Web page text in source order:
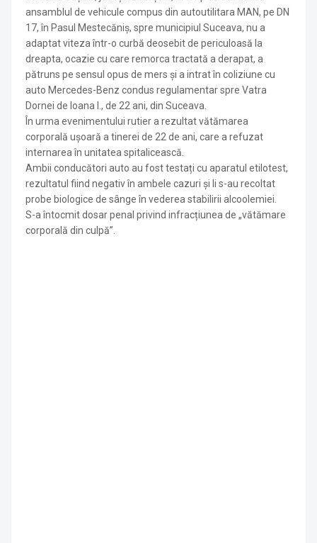
ansamblul de vehicule compus din autoutilitara MAN, pe DN
17, în Pasul Mestecăniș, spre municipiul Suceava, nu a
adaptat viteza într-o curbă deosebit de periculoasă la
dreapta, ocazie cu care remorca tractată a derapat, a
pătruns pe sensul opus de mers și a intrat în coliziune cu
auto Mercedes-Benz condus regulamentar spre Vatra
Dornei de Ioana I., de 22 ani, din Suceava.
În urma evenimentului rutier a rezultat vătămarea
corporală ușoară a tinerei de 22 de ani, care a refuzat
internarea în unitatea spitalicească.
Ambii conducători auto au fost testați cu aparatul etilotest,
rezultatul fiind negativ în ambele cazuri și li s-au recoltat
probe biologice de sânge în vederea stabilirii alcoolemiei.
S-a întocmit dosar penal privind infracțiunea de „vătămare
corporală din culpă”.